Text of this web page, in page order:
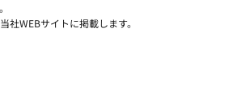
社WEBサイトに掲載します。